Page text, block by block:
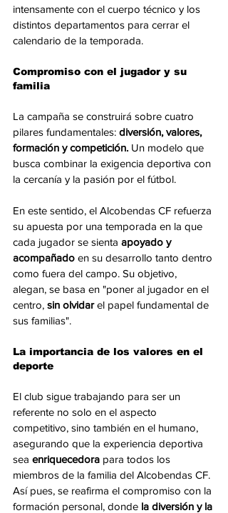
intensamente con el cuerpo técnico y los
distintos departamentos para cerrar el
calendario de la temporada.
Compromiso con el jugador y su
familia
La campaña se construirá sobre cuatro
pilares fundamentales: diversión, valores,
formación y competición. Un modelo que
busca combinar la exigencia deportiva con
la cercanía y la pasión por el fútbol.
En este sentido, el Alcobendas CF refuerza
su apuesta por una temporada en la que
cada jugador se sienta apoyado y
acompañado en su desarrollo tanto dentro
como fuera del campo. Su objetivo,
alegan, se basa en "poner al jugador en el
centro, sin olvidar el papel fundamental de
sus familias".
La importancia de los valores en el
deporte
El club sigue trabajando para ser un
referente no solo en el aspecto
competitivo, sino también en el humano,
asegurando que la experiencia deportiva
sea enriquecedora para todos los
miembros de la familia del Alcobendas CF.
Así pues, se reafirma el compromiso con la
formación personal, donde la diversión y la